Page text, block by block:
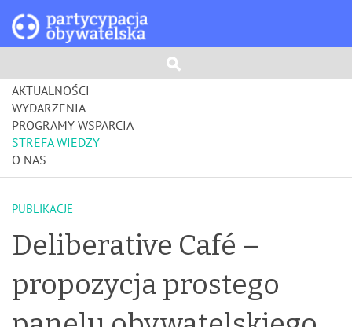
AKTUALNOŚCI
WYDARZENIA
PROGRAMY WSPARCIA
STREFA WIEDZY
O NAS
PUBLIKACJE
Deliberative Café –
propozycja prostego